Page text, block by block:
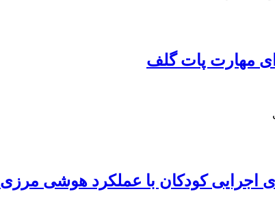
مهارت پات گلف
اجرایی کودکان با عملکرد هوشی مرزی